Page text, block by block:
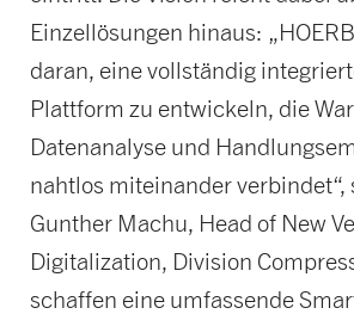
Einzellösungen hinaus:
daran, eine vollständig
Plattform zu entwickeln, die
Datenanalyse und
nahtlos miteinander verbindet“,
Gunther Machu, Head of New
Digitalization, Division
schaffen eine umfassende